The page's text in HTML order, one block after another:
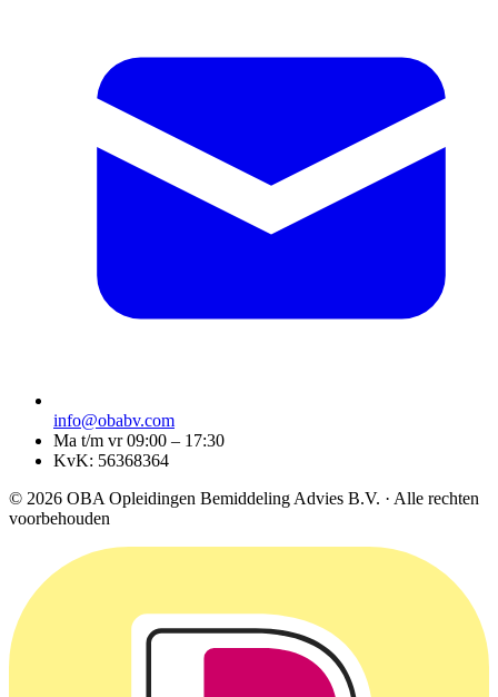
info@obabv.com
Ma t/m vr 09:00 – 17:30
KvK: 56368364
© 2026 OBA Opleidingen Bemiddeling Advies B.V. · Alle rechten
voorbehouden